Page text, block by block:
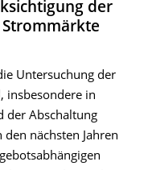
der
Untersuchung der
insbesondere in
der Abschaltung
nächsten Jahren